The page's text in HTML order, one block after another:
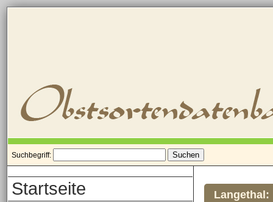
Suchbegriff:
Startseite
Langethal: